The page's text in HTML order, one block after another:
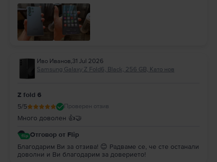
Иво Иванов,31 Jul 2026
Samsung Galaxy Z Fold6, Black, 256 GB, Като нов
Z fold 6
5/5 Проверен отзив
Много доволен 👍🤝
Отговор от Flip
Благодарим Ви за отзива! 😊 Радваме се, че сте останали
доволни и Ви благодарим за доверието!